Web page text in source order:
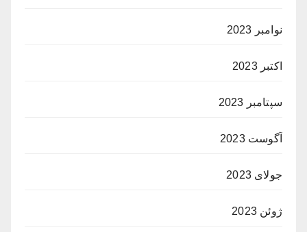
نوامبر 2023
اکتبر 2023
سپتامبر 2023
آگوست 2023
جولای 2023
ژوئن 2023